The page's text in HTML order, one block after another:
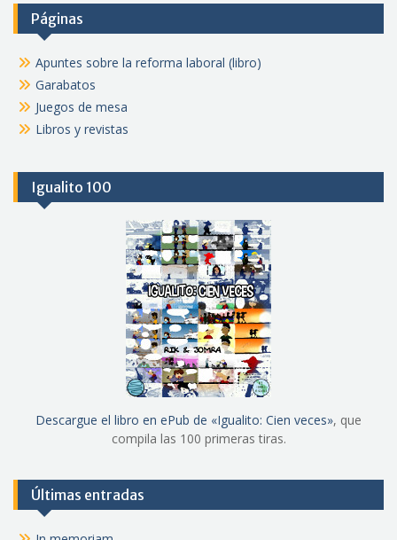
Páginas
Apuntes sobre la reforma laboral (libro)
Garabatos
Juegos de mesa
Libros y revistas
Igualito 100
Descargue el libro en ePub de «Igualito: Cien veces», que
compila las 100 primeras tiras.
Últimas entradas